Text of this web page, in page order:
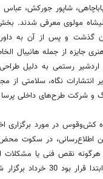
شاپور جورکش،
‌مولوی معرفی شدند.
گذشت و پس از آن به
جایزه از جمله هانیبال
اردشیر رستمی به دلیل
انتشارات نگاه، سلامتی از
و شرکت طرح‌های داخلی
کش‌و‌قوس در مورد برگزاری
اطلاع‌رسانی، در سکوت
هرگونه نقص فنی یا
مراسم اختتامیه جایزه نیما